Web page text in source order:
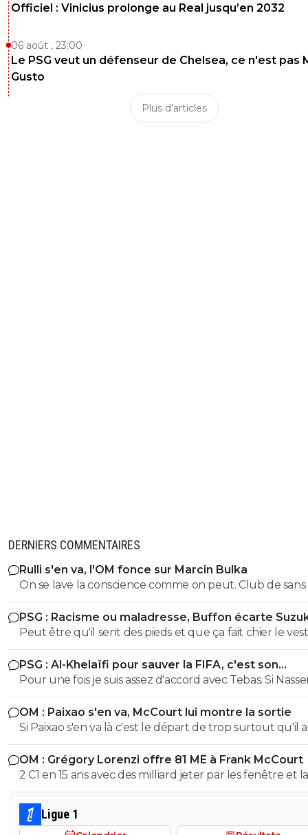
Officiel : Vinicius prolonge au Real jusqu’en 2032
06 août , 23:00
Le PSG veut un défenseur de Chelsea, ce n'est pas
Gusto
Plus d'articles
DERNIERS COMMENTAIRES
Rulli s'en va, l'OM fonce sur Marcin Bulka
On se lave la conscience comme on peut. Club de sans
PSG : Racisme ou maladresse, Buffon écarte
Peut être qu'il sent des pieds et que ça fait chier le
PSG : Al-Khelaïfi pour sauver la FIFA, c'est son
cauchemar
Pour une fois je suis assez d'accord avec Tebas. Si
devenait président de la FIFA il serait obligé de quitter
ses casquettes du PSG, à BeinSport, à la Ligue et
personnellement je n'ai pas envie que ce soit lui le
président de la FIFA. Encore et toujours le Qatar.
OM : Paixao s'en va, McCourt lui montre la sortie
Si Paixao s'en va là c'est le départ de trop surtout qu'il
une bonne préparation et a marqué lors des derniers
amicaux. De l'extrême on passe à un autre extrême.
OM : Grégory Lorenzi offre 81 ME à Frank McCourt
2 C1 en 15 ans avec des milliard jeter par les fenêtre et
inter psg douteux, surtout que om psg c’est pas le
budget donc incomparable vous êtes diriger par un
vous finisser tous le temps premier a cause de vôtre
Ligue 1